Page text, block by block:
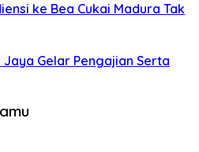
ke Bea Cukai Madura Tak
Gelar Pengajian Serta